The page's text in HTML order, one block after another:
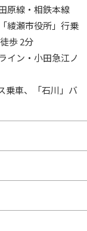
原線・相鉄本線
綾瀬市役所」行乗
歩 2分
イン・小田急江ノ
乗車、「石川」バ